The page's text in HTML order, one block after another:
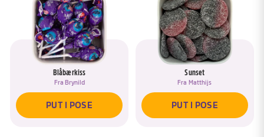
Blåbærkiss
Fra Brynild
PUT I POSE
Sunset
Fra Matthijs
PUT I POSE